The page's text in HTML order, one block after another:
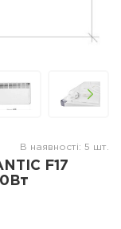
В наявності: 5 шт.
F17